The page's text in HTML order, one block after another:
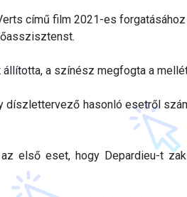
című film 2021-es
a színész megfogta a
díszlettervező hasonló esetről
első eset, hogy Depardieu-t